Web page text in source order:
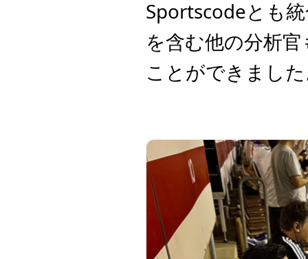
Sportscodeとも
を含む他の分析
ことができまし